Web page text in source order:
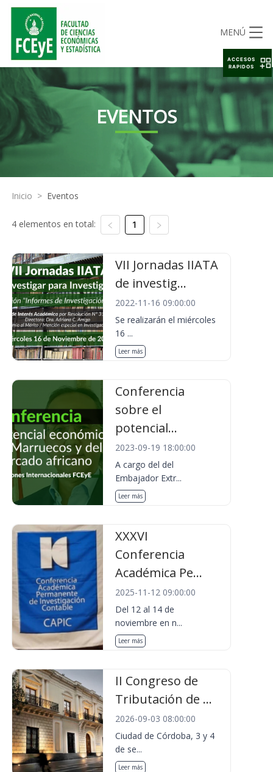
MENÚ
EVENTOS
Inicio > Eventos
4 elementos en total: 1
VII Jornadas IIATA
de investig...
2022-11-16 09:00:00
Se realizarán el miércoles
16 ...
Leer más
Conferencia
sobre el
potencial...
2023-09-19 18:00:00
A cargo del del
Embajador Extr...
Leer más
XXXVI
Conferencia
Académica Pe...
2025-11-12 09:00:00
Del 12 al 14 de
noviembre en n...
Leer más
II Congreso de
Tributación de ...
2026-09-03 08:00:00
Ciudad de Córdoba, 3 y 4
de se...
Leer más
ACCESOS
RAPIDOS